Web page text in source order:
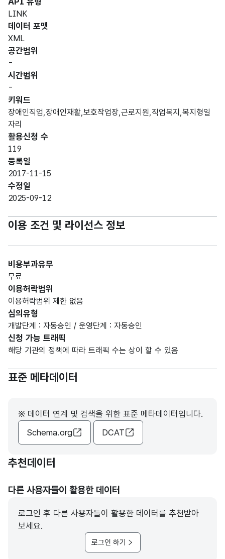
LINK
데이터 포맷
XML
공간범위
-
시간범위
-
키워드
장애인직업,장애인재활,보호작업장,근로지원,직업복지,복지형일
자리
활용신청 수
119
등록일
2017-11-15
수정일
2025-09-12
이용 조건 및 라이선스 정보
비용부과유무
무료
이용허락범위
이용허락범위 제한 없음
심의유형
개발단계 : 자동승인 / 운영단계 : 자동승인
신청 가능 트래픽
해당 기관의 정책에 따라 트래픽 수는 상이 할 수 있음
표준 메타데이터
※ 데이터 연계 및 검색을 위한 표준 메타데이터입니다.
Schema.org
DCAT
추천데이터
다른 사용자들이 활용한 데이터
로그인 후 다른 사용자들이 활용한 데이터를 추천받아
보세요.
로그인 하기